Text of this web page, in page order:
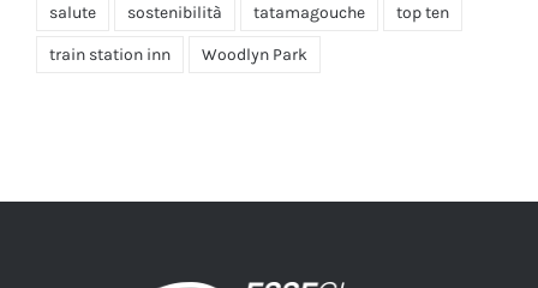
salute sostenibilità tatamagouche top ten
train station inn Woodlyn Park